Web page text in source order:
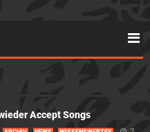
Accept Songs